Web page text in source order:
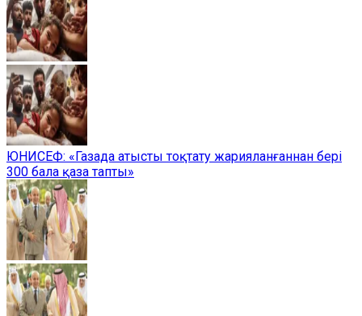
ЮНИСЕФ: «Газада атысты тоқтату жарияланғаннан бері
300 бала қаза тапты»